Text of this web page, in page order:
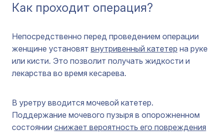
Как проходит операция?
Непосредственно перед проведением операции
женщине установят внутривенный катетер на руке
или кисти. Это позволит получать жидкости и
лекарства во время кесарева.
В уретру вводится мочевой катетер.
Поддержание мочевого пузыря в опорожненном
состоянии снижает вероятность его повреждения